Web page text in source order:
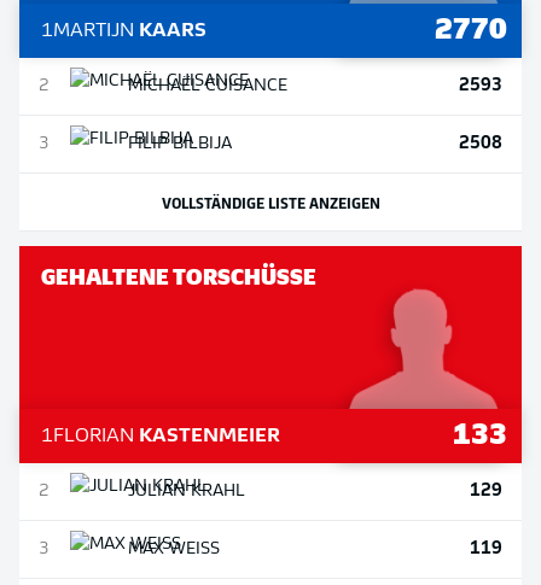
1MARTIJN KAARS 2770
2 MICHAËLCUISANCE 2593
3 FILIPBILBIJA 2508
VOLLSTÄNDIGE LISTE ANZEIGEN
GEHALTENE TORSCHÜSSE
1FLORIAN KASTENMEIER 133
2 JULIANKRAHL 129
3 MAXWEISS 119